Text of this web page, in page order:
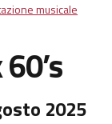
musicale
2025